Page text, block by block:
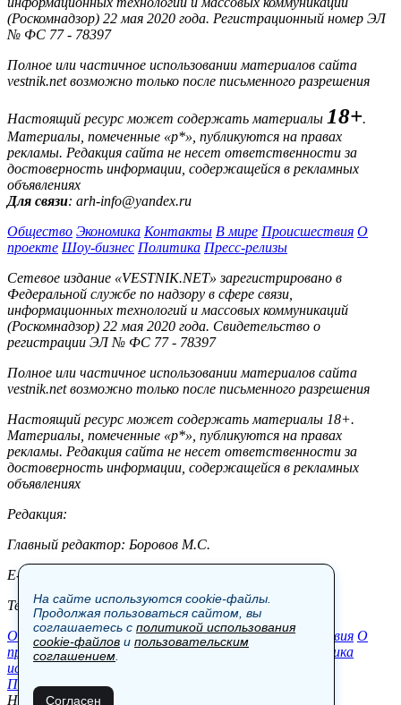
(Роскомнадзор) 22 мая 2020 года. Регистрационный номер ЭЛ
№ ФС 77 - 78397
Полное или частичное использовании материалов сайта
vestnik.net возможно только после письменного разрешения
Настоящий ресурс может содержать материалы 18+.
Материалы, помеченные «р*», публикуются на правах
рекламы. Редакция сайта не несет ответственности за
достоверность информации, содержащейся в рекламных
объявлениях
Для связи: arh-info@yandex.ru
Общество Экономика Контакты В мире Происшествия О
проекте Шоу-бизнес Политика Пресс-релизы
Сетевое издание «VESTNIK.NET» зарегистрировано в
Федеральной службе по надзору в сфере связи,
информационных технологий и массовых коммуникаций
(Роскомнадзор) 22 мая 2020 года. Свидетельство о
регистрации ЭЛ № ФС 77 - 78397
Полное или частичное использовании материалов сайта
vestnik.net возможно только после письменного разрешения
Настоящий ресурс может содержать материалы 18+.
Материалы, помеченные «р*», публикуются на правах
рекламы. Редакция сайта не несет ответственности за
достоверность информации, содержащейся в рекламных
объявлениях
Редакция:
Главный редактор: Боровов М.С.
E-mail: site@vestnik.net, reb.msk@yandex.ru
Тел.: +7 (921) 720-00-97
Общество Экономика Контакты В мире Происшествия О
проекте Шоу-бизнес Политика Пресс-релизы
Политика
использования cookie-файлов
Пользовательское соглашение
Новости, аналитика, прогнозы и другие материалы,
На сайте используются cookie-файлы.
Продолжая пользоваться сайтом, вы
соглашаетесь с политикой использования
cookie-файлов и пользовательским
соглашением
Согласен